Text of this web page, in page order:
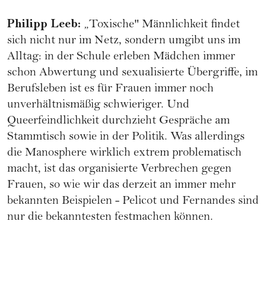
Philipp Leeb: „Toxische" Männlichkeit findet
sich nicht nur im Netz, sondern umgibt uns im
Alltag: in der Schule erleben Mädchen immer
schon Abwertung und sexualisierte Übergriffe, im
Berufsleben ist es für Frauen immer noch
unverhältnismäßig schwieriger. Und
Queerfeindlichkeit durchzieht Gespräche am
Stammtisch sowie in der Politik. Was allerdings
die Manosphere wirklich extrem problematisch
macht, ist das organisierte Verbrechen gegen
Frauen, so wie wir das derzeit an immer mehr
bekannten Beispielen - Pelicot und Fernandes sind
nur die bekanntesten festmachen können.